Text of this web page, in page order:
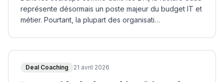
représente désormais un poste majeur du budget IT et
métier. Pourtant, la plupart des organisati…
Deal Coaching 21 avril 2026